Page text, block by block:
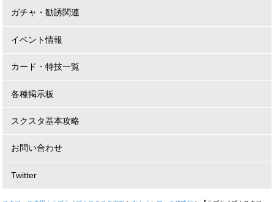
ガチャ・勧誘関連
イベント情報
カード・特技一覧
各種掲示板
スクスタ基本攻略
お問い合わせ
Twitter